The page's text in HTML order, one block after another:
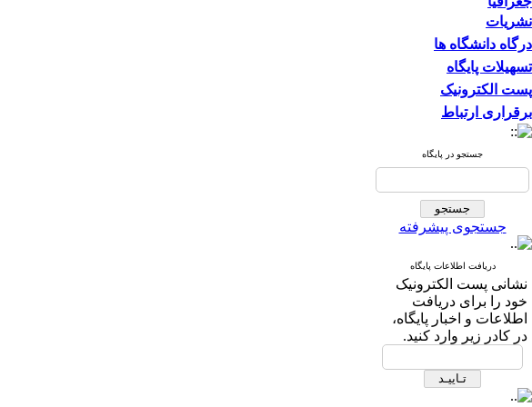
نشریات
درگاه دانشگاه ها
تسهیلات پایگاه
پست الکترونیک
برقراری ارتباط
جستجو در پایگاه
جستجوی پیشرفته
دریافت اطلاعات پایگاه
نشانی پست الکترونیک
خود را برای دریافت
اطلاعات و اخبار پایگاه،
در کادر زیر وارد کنید.